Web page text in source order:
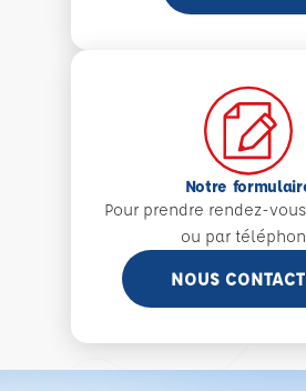
Notre
Pour prendre rendez-
ou par
NOUS